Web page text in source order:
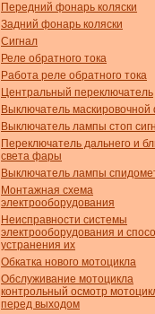
Передний фонарь коляски
Задний фонарь коляски
Сигнал
Реле обратного тока
Работа реле обратного тока
Центральный переключатель
Выключатель
Выключатель лампы стоп
Переключатель дальнего и
света фары
Выключатель лампы
Монтажная схема
электрооборудования
Неисправности системы
электрооборудования и
устранения их
Обкатка нового мотоцикла
Обслуживание мотоцикла
контрольный осмотр
перед выходом